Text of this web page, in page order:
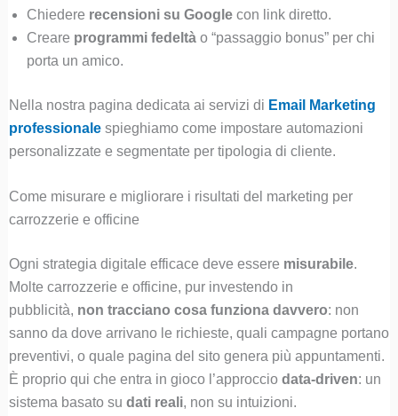
Chiedere recensioni su Googlecon link diretto.
Creare programmi fedeltào “passaggio bonus” per chi
porta un amico.
Nella nostra pagina dedicata ai servizi di Email Marketing
professionalespieghiamo come impostare automazioni
personalizzate e segmentate per tipologia di cliente.
Come misurare e migliorare i risultati del marketing per
carrozzerie e officine
Ogni strategia digitale efficace deve essere misurabile.
Molte carrozzerie e officine, pur investendo in
pubblicità, non tracciano cosa funziona davvero: non
sanno da dove arrivano le richieste, quali campagne portano
preventivi, o quale pagina del sito genera più appuntamenti.
È proprio qui che entra in gioco l’approccio data-driven: un
sistema basato su dati reali, non su intuizioni.